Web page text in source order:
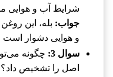
شرایط آب و هوایی
جواب: بله، این
و هوایی دشوار است
سوال 3:
اصل را تشخیص داد؟